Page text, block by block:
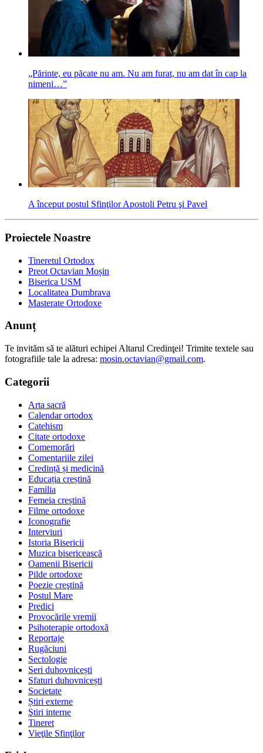
„Părinte, eu păcate nu am. Nu am furat, nu am dat în cap la
nimeni…”
A început postul Sfinţilor Apostoli Petru şi Pavel
Proiectele Noastre
Tineretul Ortodox
Preot Octavian Moșin
Biserica USM
Localitatea Dumbrava
Masterate Ortodoxe
Anunț
Te invităm să te alături echipei Altarul Credinţei! Trimite textele sau
fotografiile tale la adresa: mosin.octavian@gmail.com.
Categorii
Arta sacră
Calendar ortodox
Catehism
Citate ortodoxe
Comemorări
Comentariile zilei
Credință și medicină
Educația creștină
Familia
Femeia creștină
Filme ortodoxe
Iconografie
Interviuri
Istoria Bisericii
Muzica bisericească
Oamenii Bisericii
Pilde ortodoxe
Poezie creştină
Postul Mare
Predici
Provocările vremii
Psihoterapie ortodoxă
Reportaje
Rugăciuni
Sectologie
Seri duhovnicești
Sfaturi duhovnicești
Societate
Știri externe
Ştiri interne
Tineret
Vieţile Sfinţilor